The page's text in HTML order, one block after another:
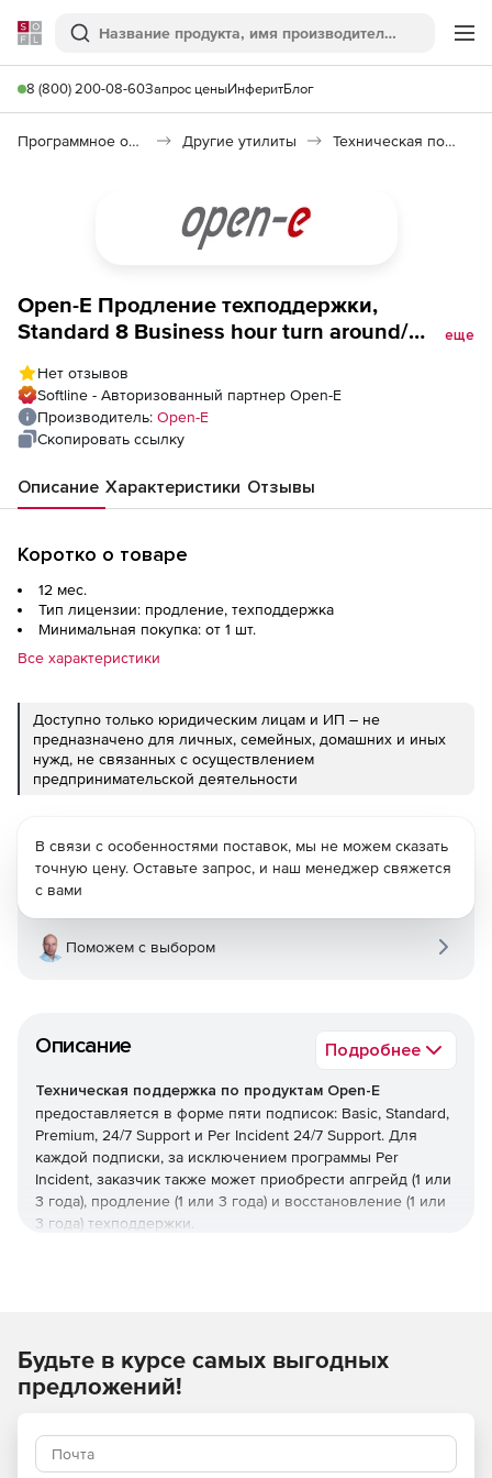
Softline
Поиск
8 (800) 200-08-60Запрос ценыИнферитБлог
Программное обеспечение для работы с файлами и дисками Другие утилиты Техническая поддержка по продуктам Open-E
Open-E Продление техподдержки,
Standard 8 Business hour turn around/
еще
Нет отзывов
Softline - Авторизованный партнер Open-E
Производитель: Open-E
Скопировать ссылку
Описание Характеристики Отзывы
Коротко о товаре
12 мес.
Тип лицензии: продление, техподдержка
Минимальная покупка: от 1 шт.
Все характеристики
Доступно только юридическим лицам и ИП – не
предназначено для личных, семейных, домашних и иных
нужд, не связанных с осуществлением
предпринимательской деятельности
Описание Подробнее
Техническая поддержка по продуктам Open-E
предоставляется в форме пяти подписок: Basic, Standard,
Premium, 24/7 Support и Per Incident 24/7 Support. Для
каждой подписки, за исключением программы Per
Incident, заказчик также может приобрести апгрейд (1 или
3 года), продление (1 или 3 года) и восстановление (1 или
3 года) техподдержки.
Помощь по продуктам DSS V6, DSS V6 Lite, DSS V7 и
DSS V7 Lite.
В связи с особенностями поставок, мы не можем сказать
точную цену. Оставьте запрос, и наш менеджер свяжется
с вами
Поможем с выбором
Будьте в курсе самых выгодных
предложений!